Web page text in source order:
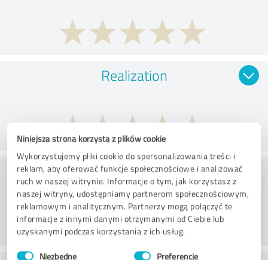
Niniejsza strona korzysta z plików cookie
Wykorzystujemy pliki cookie do spersonalizowania treści i
reklam, aby oferować funkcje społecznościowe i analizować
ruch w naszej witrynie. Informacje o tym, jak korzystasz z
naszej witryny, udostępniamy partnerom społecznościowym,
reklamowym i analitycznym. Partnerzy mogą połączyć te
informacje z innymi danymi otrzymanymi od Ciebie lub
uzyskanymi podczas korzystania z ich usług.
Wybór
Niezbędne Preferencje
Realization
Doradztwo